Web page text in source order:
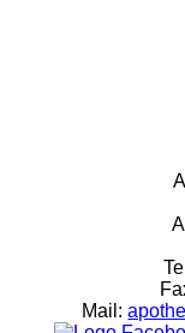
Mail: